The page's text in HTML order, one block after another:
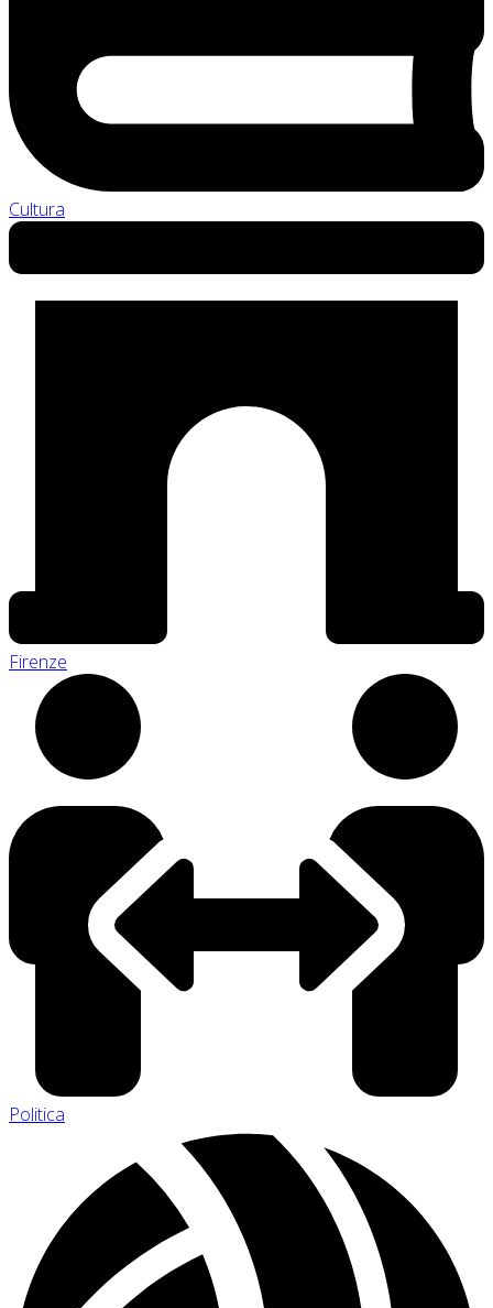
Cultura
Firenze
Politica